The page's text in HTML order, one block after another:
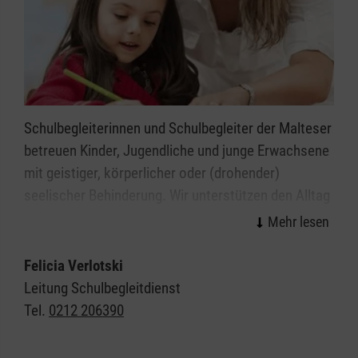
Schulbegleiterinnen und Schulbegleiter der Malteser
betreuen Kinder, Jugendliche und junge Erwachsene
mit geistiger, körperlicher oder (drohender)
in Schulen, Kindergärten und Kitas, sodass die
selbstständig meistern können.
Diese Unterstützung geben wir ganz individuell, je
nachdem was die Kinder und Jugendlichen
Felicia Verlotski
Leitung Schulbegleitdienst
Tel. 0212 206390